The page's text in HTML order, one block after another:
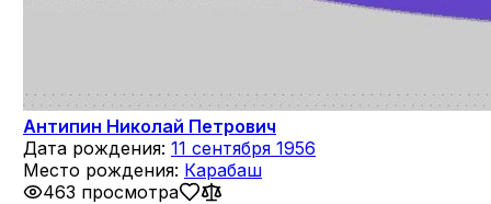
Антипин Николай Петрович
Дата рождения: 11 сентября 1956
Место рождения: Карабаш
463 просмотра